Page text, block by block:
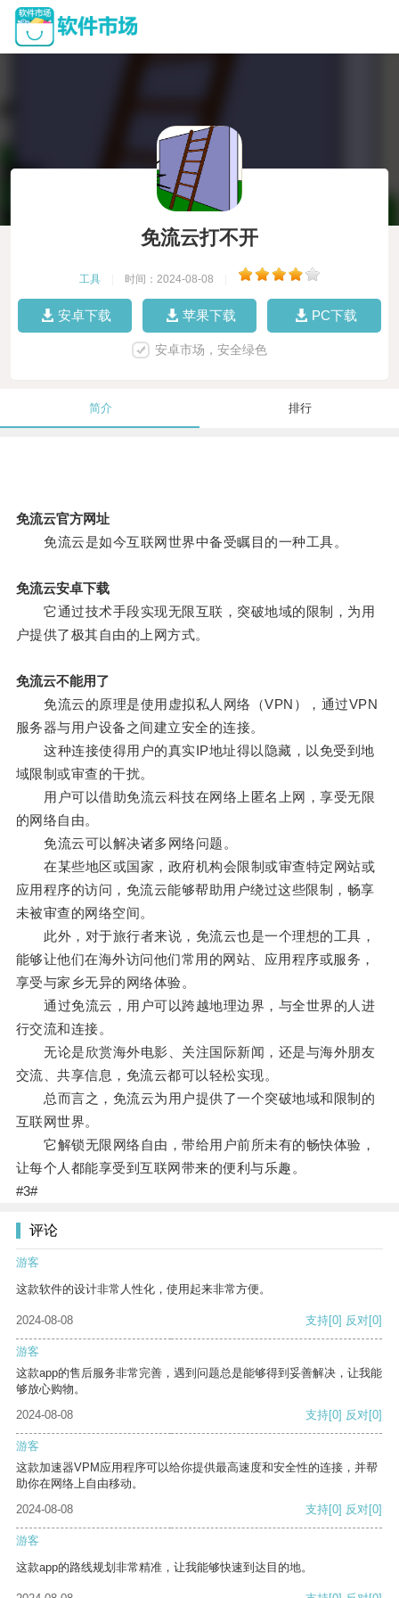
免流云打不开
工具 时间：2024-08-08
安卓下载 苹果下载 PC下载
安卓市场，安全绿色
简介 排行
免流云官方网址
免流云是如今互联网世界中备受瞩目的一种工具。
免流云安卓下载
它通过技术手段实现无限互联，突破地域的限制，为用
户提供了极其自由的上网方式。
免流云不能用了
免流云的原理是使用虚拟私人网络（VPN），通过VPN
服务器与用户设备之间建立安全的连接。
这种连接使得用户的真实IP地址得以隐藏，以免受到地
域限制或审查的干扰。
用户可以借助免流云科技在网络上匿名上网，享受无限
的网络自由。
免流云可以解决诸多网络问题。
在某些地区或国家，政府机构会限制或审查特定网站或
应用程序的访问，免流云能够帮助用户绕过这些限制，畅享
未被审查的网络空间。
此外，对于旅行者来说，免流云也是一个理想的工具，
能够让他们在海外访问他们常用的网站、应用程序或服务，
享受与家乡无异的网络体验。
通过免流云，用户可以跨越地理边界，与全世界的人进
行交流和连接。
无论是欣赏海外电影、关注国际新闻，还是与海外朋友
交流、共享信息，免流云都可以轻松实现。
总而言之，免流云为用户提供了一个突破地域和限制的
互联网世界。
它解锁无限网络自由，带给用户前所未有的畅快体验，
让每个人都能享受到互联网带来的便利与乐趣。
#3#
评论
游客
这款软件的设计非常人性化，使用起来非常方便。
2024-08-08 支持[0] 反对[0]
游客
这款app的售后服务非常完善，遇到问题总是能够得到妥善解决，让我能
够放心购物。
2024-08-08
支持[0] 反对[0]
游客
这款加速器VPM应用程序可以给你提供最高速度和安全性的连接，并帮
助你在网络上自由移动。
2024-08-08
支持[0] 反对[0]
游客
这款app的路线规划非常精准，让我能够快速到达目的地。